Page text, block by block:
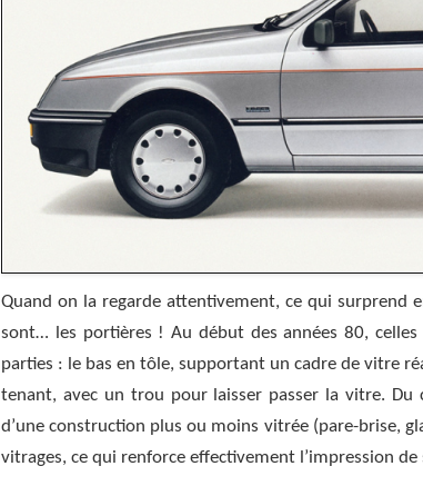
Quand on la regarde attentivement, ce qui surprend
sont… les portières ! Au début des années 80,
parties : le bas en tôle, supportant un cadre de vitre
tenant, avec un trou pour laisser passer la vitre. Du
d’une construction plus ou moins vitrée (pare-brise,
vitrages, ce qui renforce effectivement l’impression de